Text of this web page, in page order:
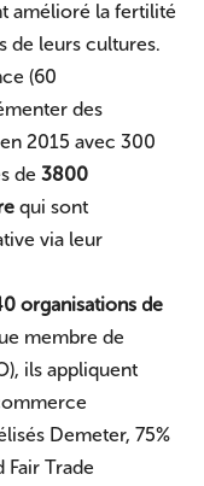
amélioré la fertilité
de leurs cultures.
(60
des
2015 avec 300
de 3800
qui sont
via leur
organisations de
membre de
ils appliquent
Demeter, 75%
Fair Trade